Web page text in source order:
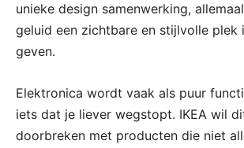
unieke design samenwerking,
geluid een zichtbare en stijlvolle plek
geven.
Elektronica wordt vaak als puur
iets dat je liever wegstopt. IKEA wil
doorbreken met producten die niet